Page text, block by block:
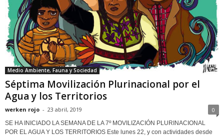
Medio Ambiente, Fauna y Sociedad
Séptima Movilización Plurinacional por el
Agua y los Territorios
werken rojo - 23 abril, 2019 0
SE HA INICIADO LA SEMANA DE LA 7º MOVILIZACIÓN PLURINACIONAL
POR EL AGUA Y LOS TERRITORIOS Este lunes 22, y con actividades desde